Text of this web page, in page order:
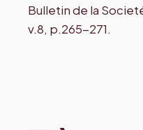
Bulletin de la
v.8, p.265-271.